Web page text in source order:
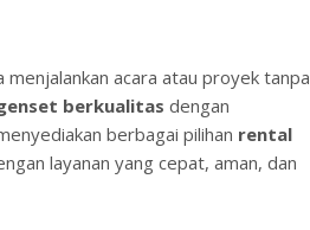
acara atau proyek tanpa
berkualitas dengan
berbagai pilihan rental
layanan yang cepat, aman, dan